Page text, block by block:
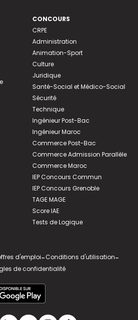
CONCOURS
CRPE
Administration
Animation-Sport
Culture
Juridique
Santé-Social et Médico-Social
Sécurité
Technique
Ingénieur Post-Bac
Ingénieur Maroc
Commerce Post-Bac
Commerce Admission Parallèle
Commerce Maroc
IEP Concours Commun
IEP Concours Grenoble
TAGE MAGE
Score IAE
Tests de Logique
d'emploi-Conditions d'utilisation-
de confidentialité